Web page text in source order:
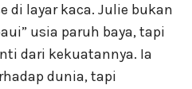
di layar kaca. Julie bukan
usia paruh baya, tapi
dari kekuatannya. Ia
dunia, tapi